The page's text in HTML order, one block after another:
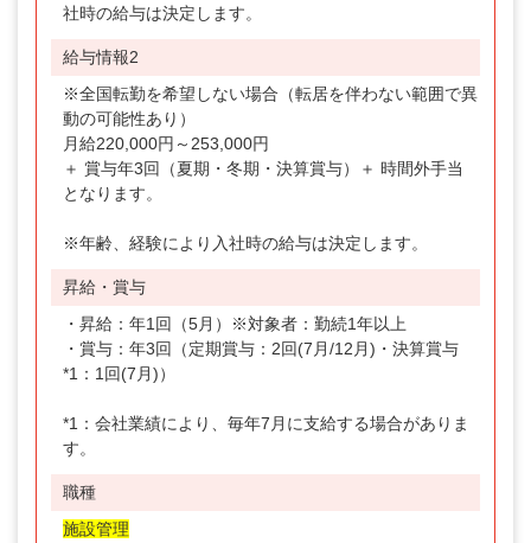
社時の給与は決定します。
給与情報2
※全国転勤を希望しない場合（転居を伴わない範囲で異
動の可能性あり）
月給220,000円～253,000円
＋ 賞与年3回（夏期・冬期・決算賞与）＋ 時間外手当
となります。
※年齢、経験により入社時の給与は決定します。
昇給・賞与
・昇給：年1回（5月）※対象者：勤続1年以上
・賞与：年3回（定期賞与：2回(7月/12月)・決算賞与
*1：1回(7月)）
*1：会社業績により、毎年7月に支給する場合がありま
す。
職種
施設管理